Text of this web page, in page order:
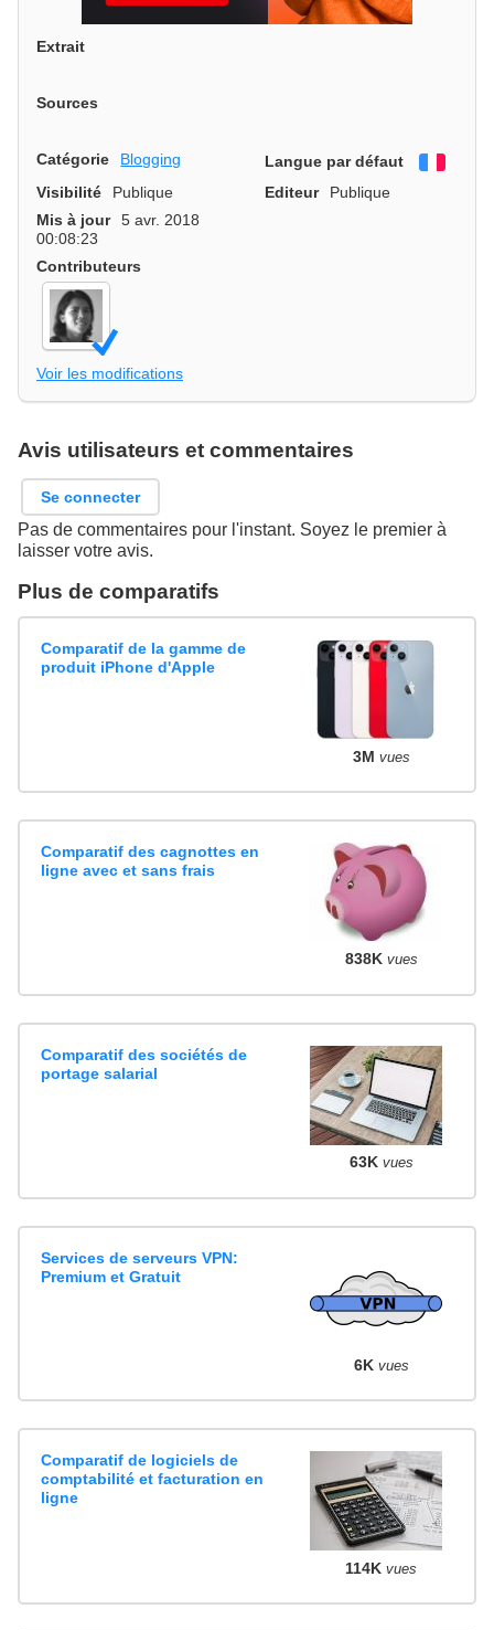
Extrait
Sources
Catégorie Blogging Langue par défaut
Visibilité
Publique Editeur
Publique
Mis à jour
5 avr. 2018
00:08:23
Contributeurs
Voir les modifications
Avis utilisateurs et commentaires
Se connecter
Pas de commentaires pour l'instant. Soyez le premier à
laisser votre avis.
Plus de comparatifs
Comparatif de la gamme de
produit iPhone d'Apple
3M vues
Comparatif des cagnottes en
ligne avec et sans frais
838K vues
Comparatif des sociétés de
portage salarial
63K vues
Services de serveurs VPN:
Premium et Gratuit
6K vues
Comparatif de logiciels de
comptabilité et facturation en
ligne
114K vues